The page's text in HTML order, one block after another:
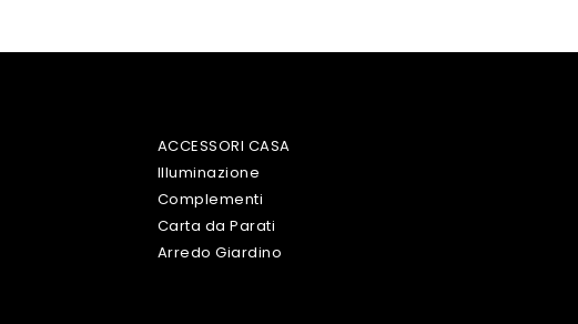
ACCESSORI CASA
Illuminazione
Complementi
Carta da Parati
Arredo Giardino